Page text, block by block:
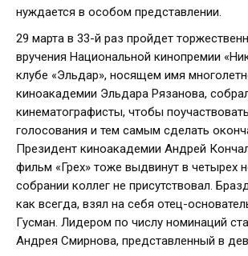
нуждается в особом представлении.
29 марта в 33-й раз пройдет
вручения Национальной кинопремии
клубе «Эльдар», носящем имя
киноакадемии Эльдара Рязанова,
кинематографисты, чтобы
голосования и тем самым сделать
Президент киноакадемии Андрей
фильм «Грех» тоже выдвинут в четырех
собрании коллег не присутствовал.
как всегда, взял на себя отец-
Гусман. Лидером по числу номинаций
Андрея Смирнова, представленный в